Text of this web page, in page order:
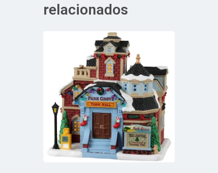
relacionados